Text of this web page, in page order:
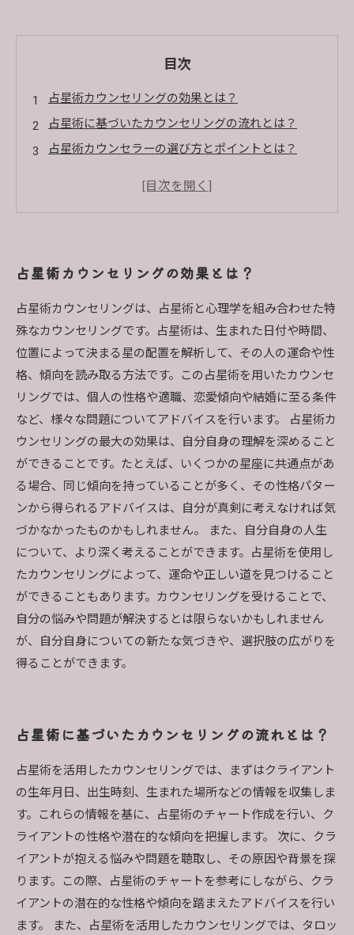
目次
占星術カウンセリングの効果とは？
占星術に基づいたカウンセリングの流れとは？
占星術カウンセラーの選び方とポイントとは？
占星術カウンセリングの効果とは？
占星術カウンセリングは、占星術と心理学を組み合わせた特
殊なカウンセリングです。占星術は、生まれた日付や時間、
位置によって決まる星の配置を解析して、その人の運命や性
格、傾向を読み取る方法です。この占星術を用いたカウンセ
リングでは、個人の性格や適職、恋愛傾向や結婚に至る条件
など、様々な問題についてアドバイスを行います。 占星術カ
ウンセリングの最大の効果は、自分自身の理解を深めること
ができることです。たとえば、いくつかの星座に共通点があ
る場合、同じ傾向を持っていることが多く、その性格パター
ンから得られるアドバイスは、自分が真剣に考えなければ気
づかなかったものかもしれません。 また、自分自身の人生
について、より深く考えることができます。占星術を使用し
たカウンセリングによって、運命や正しい道を見つけること
ができることもあります。カウンセリングを受けることで、
自分の悩みや問題が解決するとは限らないかもしれません
が、自分自身についての新たな気づきや、選択肢の広がりを
得ることができます。
占星術に基づいたカウンセリングの流れとは？
占星術を活用したカウンセリングでは、まずはクライアント
の生年月日、出生時刻、生まれた場所などの情報を収集しま
す。これらの情報を基に、占星術のチャート作成を行い、ク
ライアントの性格や潜在的な傾向を把握します。 次に、クラ
イアントが抱える悩みや問題を聴取し、その原因や背景を探
ります。この際、占星術のチャートを参考にしながら、クラ
イアントの潜在的な性格や傾向を踏まえたアドバイスを行い
ます。 また、占星術を活用したカウンセリングでは、タロッ